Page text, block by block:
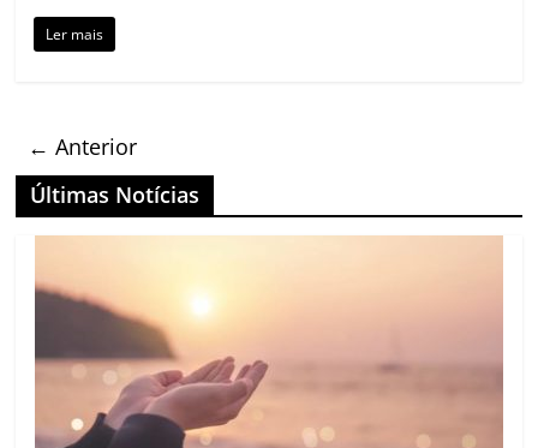
Ler mais
← Anterior
Últimas Notícias